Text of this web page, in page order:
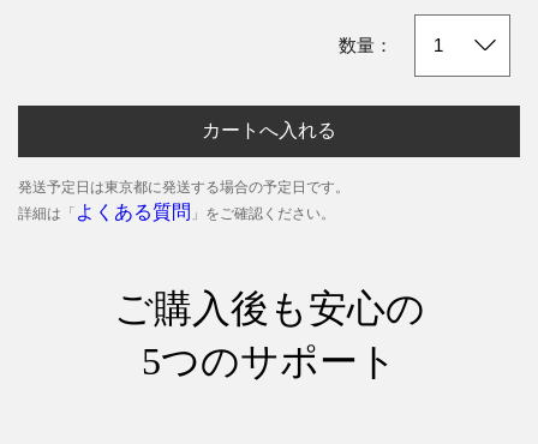
数量：
カートへ入れる
発送予定日は東京都に発送する場合の予定日です。
詳細は「 よくある質問 」をご確認ください。